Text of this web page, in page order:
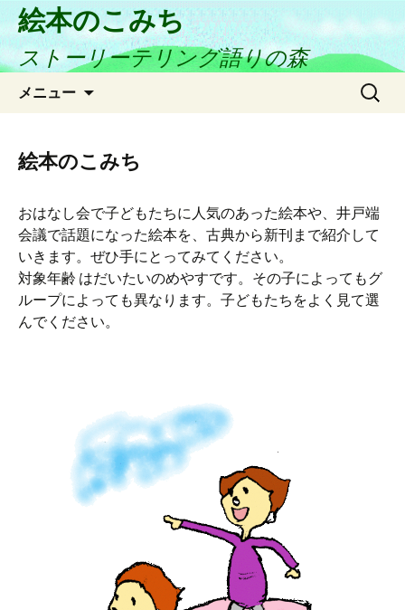
絵本のこみち
ストーリーテリング語りの森
メニュー
ツ
ス
キ
ッ
プ
検
絵本のこみち
おはなし会で子どもたちに人気のあった絵本や、井戸端
会議で話題になった絵本を、古典から新刊まで紹介して
いきます。ぜひ手にとってみてください。
対象年齢 はだいたいのめやすです。その子によってもグ
ループによっても異なります。子どもたちをよく見て選
んでください。